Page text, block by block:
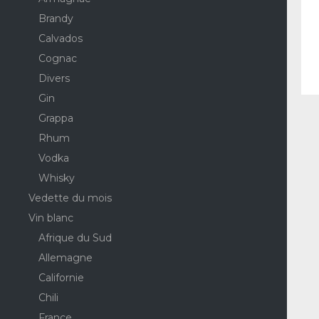
Brandy
Calvados
Cognac
Divers
Gin
Grappa
Rhum
Vodka
Whisky
Vedette du mois
Vin blanc
Afrique du Sud
Allemagne
Californie
Chili